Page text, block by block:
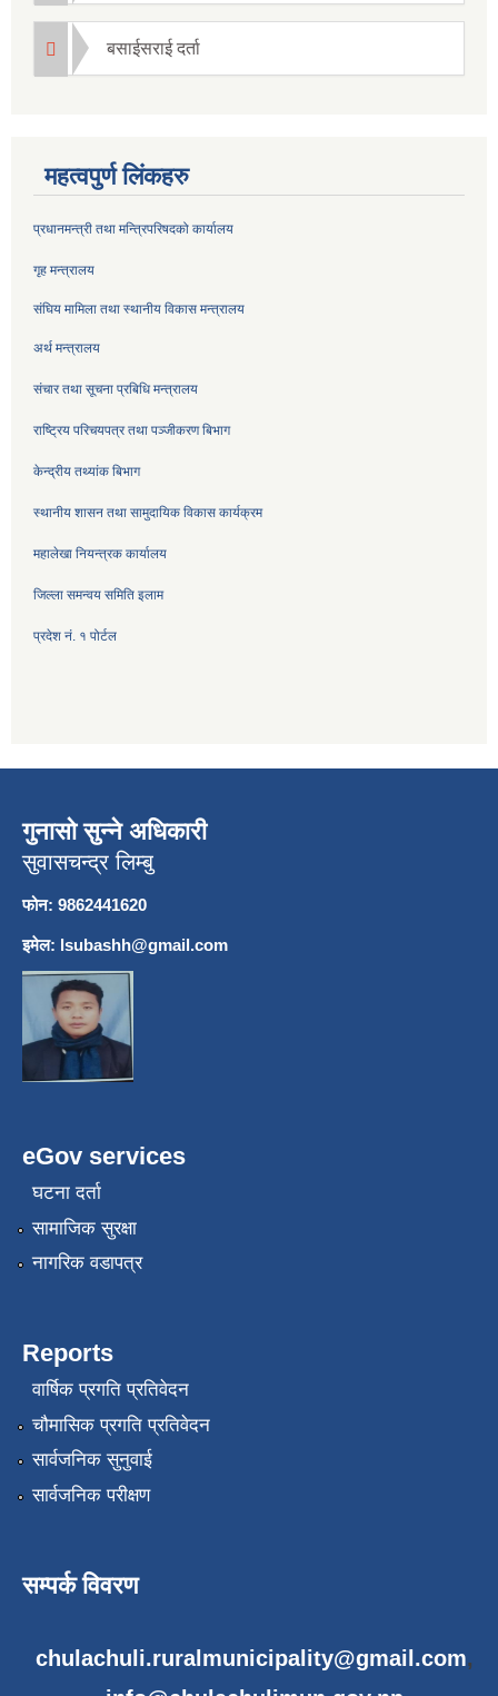
बसाईसराई दर्ता
महत्वपुर्ण लिंकहरु
प्रधानमन्त्री तथा मन्त्रिपरिषदको कार्यालय
गृह मन्त्रालय
संघिय मामिला तथा स्थानीय विकास मन्त्रालय
अर्थ मन्त्रालय
संचार तथा सूचना प्रबिधि मन्त्रालय
राष्ट्रिय परिचयपत्र तथा पञ्जीकरण बिभाग
केन्द्रीय तथ्यांक बिभाग
स्थानीय शासन तथा सामुदायिक विकास कार्यक्रम
महालेखा नियन्त्रक कार्यालय
जिल्ला समन्वय समिति इलाम
प्रदेश नं. १ पोर्टल
गुनासो सुन्ने अधिकारी
सुवासचन्द्र लिम्बु
फोन: 9862441620
इमेल: lsubashh@gmail.com
eGov services
घटना दर्ता
सामाजिक सुरक्षा
नागरिक वडापत्र
Reports
वार्षिक प्रगति प्रतिवेदन
चौमासिक प्रगति प्रतिवेदन
सार्वजनिक सुनुवाई
सार्वजनिक परीक्षण
सम्पर्क विवरण
chulachuli.ruralmunicipality@gmail.com,